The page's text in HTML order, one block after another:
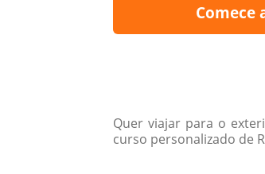
Comece
Quer viajar para o
curso personalizado de